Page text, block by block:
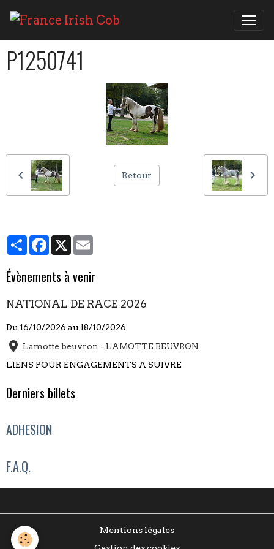
P1250741
Retour
PartagerFacebook
X
Évènements à venir
NATIONAL DE RACE 2026
Du 16/10/2026 au 18/10/2026
Lamotte beuvron - LAMOTTE BEUVRON
LIENS POUR ENGAGEMENTS A SUIVRE
Derniers billets
ADHESION
F.A.Q.
Mentions légales